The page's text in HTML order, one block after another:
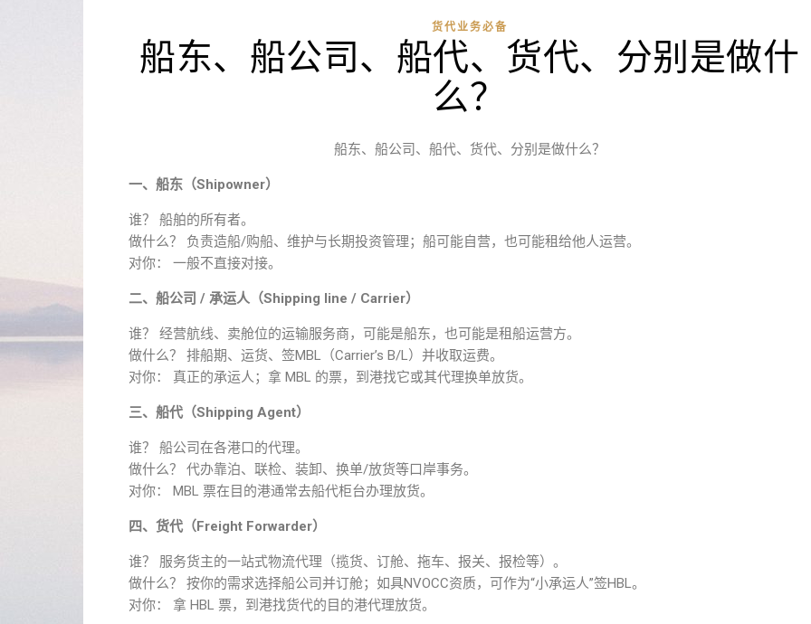
货代业务必备
船东、船公司、船代、货代、分别是做什
么？
船东、船公司、船代、货代、分别是做什么？
一、船东（Shipowner）
谁？ 船舶的所有者。
做什么？ 负责造船/购船、维护与长期投资管理；船可能自营，也可能租给他人运营。
对你： 一般不直接对接。
二、船公司 / 承运人（Shipping line / Carrier）
谁？ 经营航线、卖舱位的运输服务商，可能是船东，也可能是租船运营方。
做什么？ 排船期、运货、签MBL（Carrier’s B/L）并收取运费。
对你： 真正的承运人；拿 MBL 的票，到港找它或其代理换单放货。
三、船代（Shipping Agent）
谁？ 船公司在各港口的代理。
做什么？ 代办靠泊、联检、装卸、换单/放货等口岸事务。
对你： MBL 票在目的港通常去船代柜台办理放货。
四、货代（Freight Forwarder）
谁？ 服务货主的一站式物流代理（揽货、订舱、拖车、报关、报检等）。
做什么？ 按你的需求选择船公司并订舱；如具NVOCC资质，可作为“小承运人”签HBL。
对你： 拿 HBL 票，到港找货代的目的港代理放货。